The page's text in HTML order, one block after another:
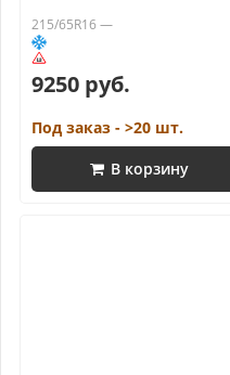
215/65R16 —
9250 руб.
Под заказ - >20 шт.
В корзину